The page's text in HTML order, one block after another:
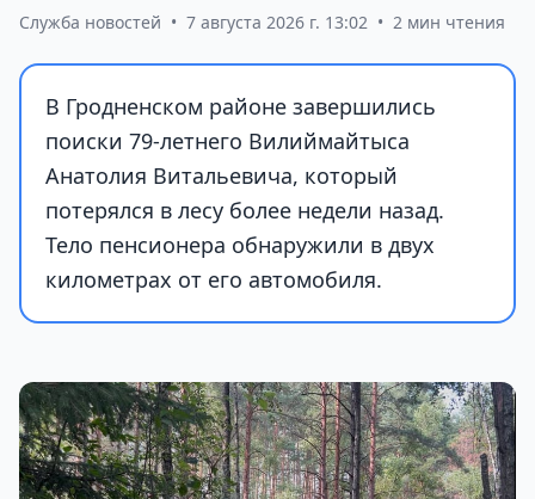
Служба новостей • 7 августа 2026 г. 13:02 • 2 мин чтения
В Гродненском районе завершились
поиски 79-летнего Вилиймайтыса
Анатолия Витальевича, который
потерялся в лесу более недели назад.
Тело пенсионера обнаружили в двух
километрах от его автомобиля.